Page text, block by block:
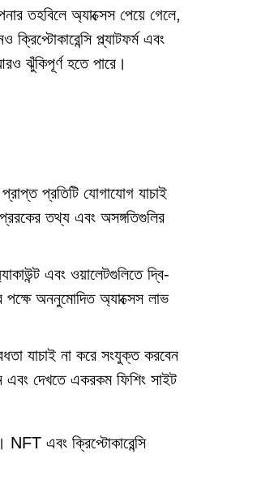
তহবিলে অ্যাক্সেস পেয়ে গেলে,
প্ল্যাটফর্ম এবং
ঝুঁকিপূর্ণ হতে পারে।
প্রতিটি যোগাযোগ যাচাই
তথ্য এবং অসঙ্গতিগুলির
এবং ওয়ালেটগুলিতে দ্বি-
অননুমোদিত অ্যাক্সেস লাভ
যাচাই না করে সংযুক্ত করবেন
এবং দেখতে একরকম ফিশিং সাইট
এবং ক্রিপ্টোকারেন্সি